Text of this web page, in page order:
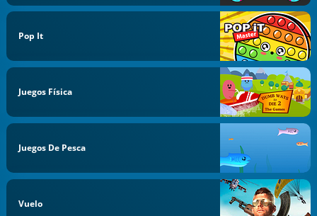
Pop It
Juegos Física
Juegos De Pesca
Vuelo